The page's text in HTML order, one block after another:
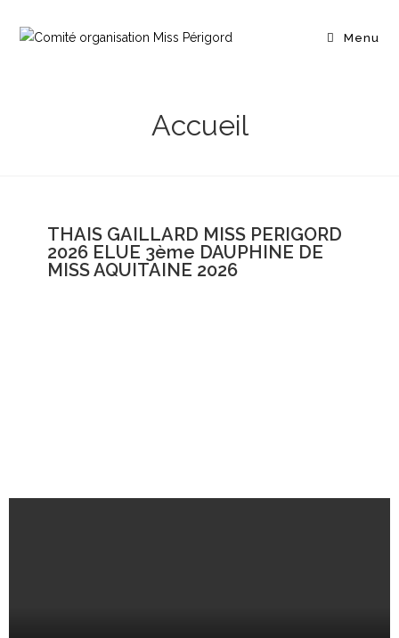
Menu
Accueil
THAIS GAILLARD MISS PERIGORD
2026 ELUE 3ème DAUPHINE DE
MISS AQUITAINE 2026